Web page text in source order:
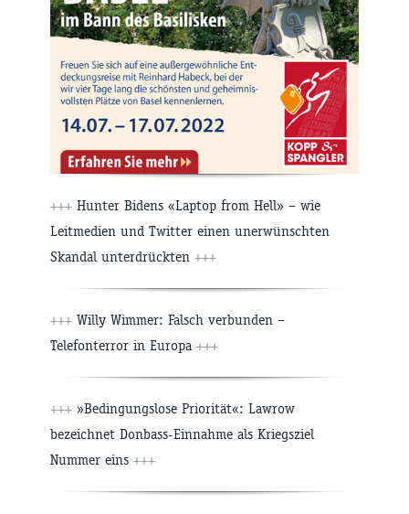
+++ Hunter Bidens «Laptop from Hell» – wie
Leitmedien und Twitter einen unerwünschten
Skandal unterdrückten +++
+++ Willy Wimmer: Falsch verbunden –
Telefonterror in Europa +++
+++ »Bedingungslose Priorität«: Lawrow
bezeichnet Donbass-Einnahme als Kriegsziel
Nummer eins +++